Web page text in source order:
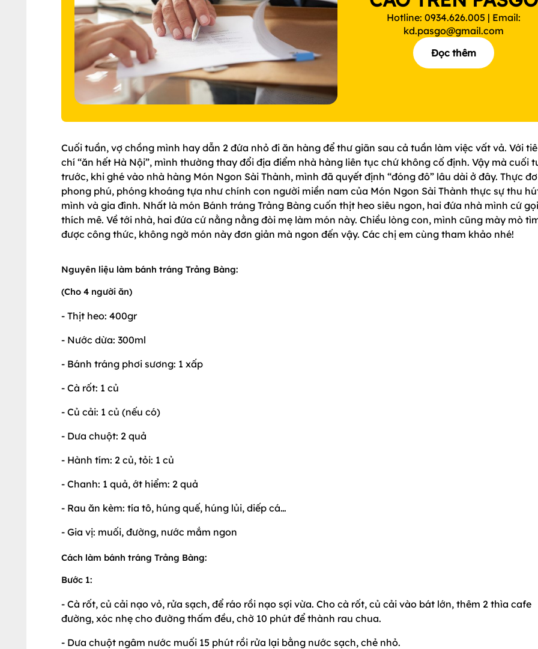
Hotline: 0934.626.005 | Email:
kd.pasgo@gmail.com
Đọc thêm
Cuối tuần, vợ chồng mình hay dẫn 2 đứa nhỏ đi ăn hàng để thư giãn sau cả tuần làm việc vất vả. Với
chí “ăn hết Hà Nội”, mình thường thay đổi địa điểm nhà hàng liên tục chứ không cố định. Vậy mà cuối
trước, khi ghé vào nhà hàng Món Ngon Sài Thành, mình đã quyết định “đóng đô” lâu dài ở đây. Thực
phong phú, phóng khoáng tựa như chính con người miền nam của Món Ngon Sài Thành thực sự thu
mình và gia đình. Nhất là món Bánh tráng Trảng Bàng cuốn thịt heo siêu ngon, hai đứa nhà mình cứ
thích mê. Về tới nhà, hai đứa cứ nằng nằng đòi mẹ làm món này. Chiều lòng con, mình cũng mày mò
được công thức, không ngờ món này đơn giản mà ngon đến vậy. Các chị em cùng tham khảo nhé!
Nguyên liệu làm bánh tráng Trảng Bàng:
(Cho 4 người ăn)
- Thịt heo: 400gr
- Nước dừa: 300ml
- Bánh tráng phơi sương: 1 xấp
- Cà rốt: 1 củ
- Củ cải: 1 củ (nếu có)
- Dưa chuột: 2 quả
- Hành tím: 2 củ, tỏi: 1 củ
- Chanh: 1 quả, ớt hiểm: 2 quả
- Rau ăn kèm: tía tô, húng quế, húng lủi, diếp cá…
- Gia vị: muối, đường, nước mắm ngon
Cách làm bánh tráng Trảng Bàng:
Bước 1:
- Cà rốt, củ cải nạo vỏ, rửa sạch, để ráo rồi nạo sợi vừa. Cho cà rốt, củ cải vào bát lớn, thêm 2 thìa cafe
đường, xóc nhẹ cho đường thấm đều, chờ 10 phút để thành rau chua.
- Dưa chuột ngâm nước muối 15 phút rồi rửa lại bằng nước sạch, chẻ nhỏ.